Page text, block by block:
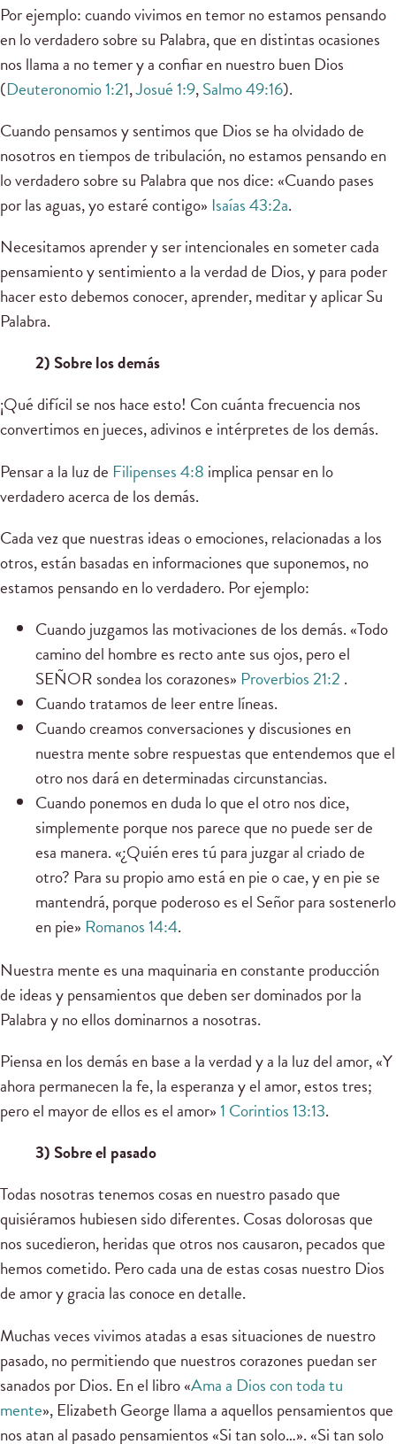
Por ejemplo: cuando vivimos en temor no estamos pensando
en lo verdadero sobre su Palabra, que en distintas ocasiones
nos llama a no temer y a confiar en nuestro buen Dios
(Deuteronomio 1:21,Josué 1:9,Salmo 49:16).
Cuando pensamos y sentimos que Dios se ha olvidado de
nosotros en tiempos de tribulación, no estamos pensando en
lo verdadero sobre su Palabra que nos dice: «Cuando pases
por las aguas, yo estaré contigo» Isaías 43:2a.
Necesitamos aprender y ser intencionales en someter cada
pensamiento y sentimiento a la verdad de Dios, y para poder
hacer esto debemos conocer, aprender, meditar y aplicar Su
Palabra.
2) Sobre los demás
¡Qué difícil se nos hace esto! Con cuánta frecuencia nos
convertimos en jueces, adivinos e intérpretes de los demás.
Pensar a la luz de Filipenses 4:8 implica pensar en lo
verdadero acerca de los demás.
Cada vez que nuestras ideas o emociones, relacionadas a los
otros, están basadas en informaciones que suponemos, no
estamos pensando en lo verdadero. Por ejemplo:
Cuando juzgamos las motivaciones de los demás. «Todo
camino del hombre es recto ante sus ojos, pero el
SEÑOR sondea los corazones» Proverbios 21:2 .
Cuando tratamos de leer entre líneas.
Cuando creamos conversaciones y discusiones en
nuestra mente sobre respuestas que entendemos que el
otro nos dará en determinadas circunstancias.
Cuando ponemos en duda lo que el otro nos dice,
simplemente porque nos parece que no puede ser de
esa manera. «¿Quién eres tú para juzgar al criado de
otro? Para su propio amo está en pie o cae, y en pie se
mantendrá, porque poderoso es el Señor para sostenerlo
en pie» Romanos 14:4.
Nuestra mente es una maquinaria en constante producción
de ideas y pensamientos que deben ser dominados por la
Palabra y no ellos dominarnos a nosotras.
Piensa en los demás en base a la verdad y a la luz del amor, «Y
ahora permanecen la fe, la esperanza y el amor, estos tres;
pero el mayor de ellos es el amor»1 Corintios 13:13.
3) Sobre el pasado
Todas nosotras tenemos cosas en nuestro pasado que
quisiéramos hubiesen sido diferentes. Cosas dolorosas que
nos sucedieron, heridas que otros nos causaron, pecados que
hemos cometido. Pero cada una de estas cosas nuestro Dios
de amor y gracia las conoce en detalle.
Muchas veces vivimos atadas a esas situaciones de nuestro
pasado, no permitiendo que nuestros corazones puedan ser
sanados por Dios. En el libro «Ama a Dios con toda tu
mente», Elizabeth George llama a aquellos pensamientos que
nos atan al pasado pensamientos «Si tan solo…». «Si tan solo